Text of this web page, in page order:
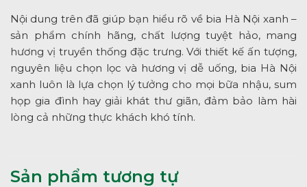
Nội dung trên đã giúp bạn hiểu rõ về bia Hà Nội xanh –
sản phẩm chính hãng, chất lượng tuyệt hảo, mang
hương vị truyền thống đặc trưng. Với thiết kế ấn tượng,
nguyên liệu chọn lọc và hương vị dễ uống, bia Hà Nội
xanh luôn là lựa chọn lý tưởng cho mọi bữa nhậu, sum
họp gia đình hay giải khát thư giãn, đảm bảo làm hài
lòng cả những thực khách khó tính.
Sản phẩm tương tự